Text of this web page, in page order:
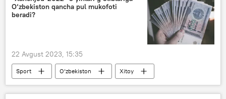
O‘zbekiston qancha pul mukofoti
beradi?
22 Avgust 2023, 15:35
Sport O‘zbekiston
Xitoy
Osiyo o‘yinlari
paraosiyo o‘yinlari